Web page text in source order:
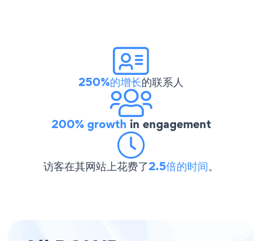
250%的增长的联系人
200% growth in engagement
访客在其网站上花费了2.5倍的时间。